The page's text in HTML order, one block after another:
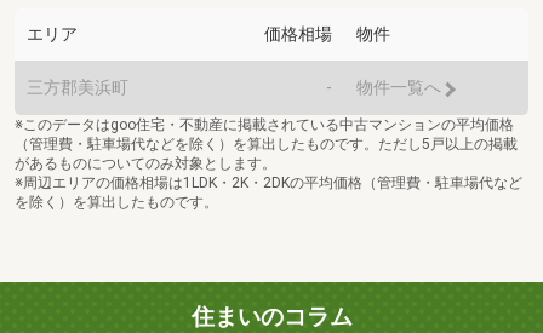
エリア 価格相場 物件
三方郡美浜町 - 物件一覧へ
※このデータはgoo住宅・不動産に掲載されている中古マンションの平均価格
（管理費・駐車場代などを除く）を算出したものです。ただし5戸以上の掲載
があるものについてのみ対象とします。
※周辺エリアの価格相場は1LDK・2K・2DKの平均価格（管理費・駐車場代など
を除く）を算出したものです。
住まいのコラム